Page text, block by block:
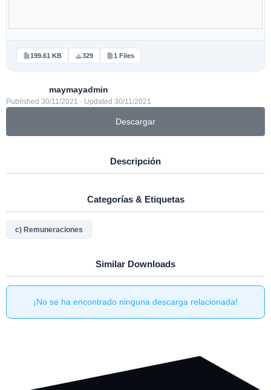
199.61 KB 329 1 Files
maymayadmin
Published 30/11/2021 · Updated 30/11/2021
Descargar
Descripción
Categorías & Etiquetas
c) Remuneraciones
Similar Downloads
¡No se ha encontrado ninguna descarga relacionada!